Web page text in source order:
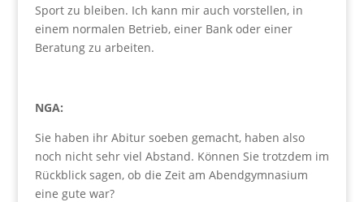
Sport zu bleiben. Ich kann mir auch vorstellen, in
einem normalen Betrieb, einer Bank oder einer
Beratung zu arbeiten.
NGA:
Sie haben ihr Abitur soeben gemacht, haben also
noch nicht sehr viel Abstand. Können Sie trotzdem im
Rückblick sagen, ob die Zeit am Abendgymnasium
eine gute war?